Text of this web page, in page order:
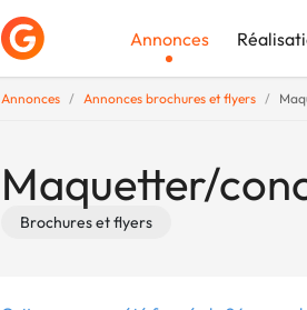
Annonces
Annonces Annonces brochures et flyers
Maquetter/
Brochures et flyers